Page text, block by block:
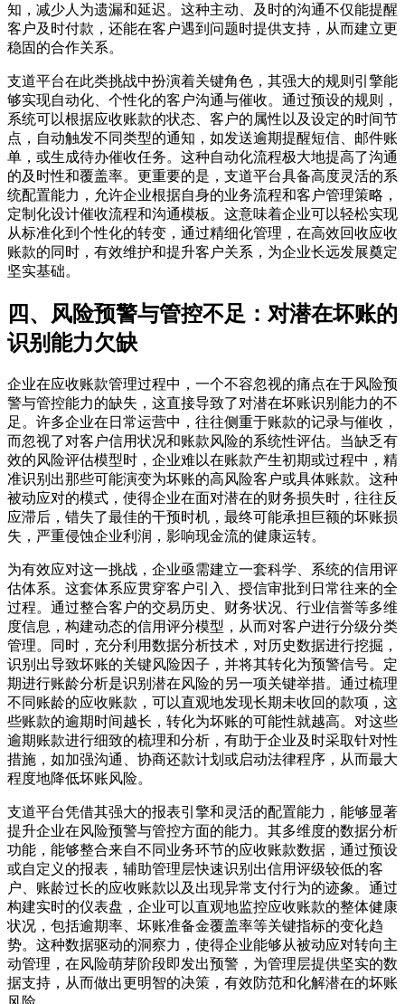
知，减少人为遗漏和延迟。这种主动、及时的沟通不仅能提醒
客户及时付款，还能在客户遇到问题时提供支持，从而建立更
稳固的合作关系。
支道平台在此类挑战中扮演着关键角色，其强大的规则引擎能
够实现自动化、个性化的客户沟通与催收。通过预设的规则，
系统可以根据应收账款的状态、客户的属性以及设定的时间节
点，自动触发不同类型的通知，如发送逾期提醒短信、邮件账
单，或生成待办催收任务。这种自动化流程极大地提高了沟通
的及时性和覆盖率。更重要的是，支道平台具备高度灵活的系
统配置能力，允许企业根据自身的业务流程和客户管理策略，
定制化设计催收流程和沟通模板。这意味着企业可以轻松实现
从标准化到个性化的转变，通过精细化管理，在高效回收应收
账款的同时，有效维护和提升客户关系，为企业长远发展奠定
坚实基础。
四、风险预警与管控不足：对潜在坏账的
识别能力欠缺
企业在应收账款管理过程中，一个不容忽视的痛点在于风险预
警与管控能力的缺失，这直接导致了对潜在坏账识别能力的不
足。许多企业在日常运营中，往往侧重于账款的记录与催收，
而忽视了对客户信用状况和账款风险的系统性评估。当缺乏有
效的风险评估模型时，企业难以在账款产生初期或过程中，精
准识别出那些可能演变为坏账的高风险客户或具体账款。这种
被动应对的模式，使得企业在面对潜在的财务损失时，往往反
应滞后，错失了最佳的干预时机，最终可能承担巨额的坏账损
失，严重侵蚀企业利润，影响现金流的健康运转。
为有效应对这一挑战，企业亟需建立一套科学、系统的信用评
估体系。这套体系应贯穿客户引入、授信审批到日常往来的全
过程。通过整合客户的交易历史、财务状况、行业信誉等多维
度信息，构建动态的信用评分模型，从而对客户进行分级分类
管理。同时，充分利用数据分析技术，对历史数据进行挖掘，
识别出导致坏账的关键风险因子，并将其转化为预警信号。定
期进行账龄分析是识别潜在风险的另一项关键举措。通过梳理
不同账龄的应收账款，可以直观地发现长期未收回的款项，这
些账款的逾期时间越长，转化为坏账的可能性就越高。对这些
逾期账款进行细致的梳理和分析，有助于企业及时采取针对性
措施，如加强沟通、协商还款计划或启动法律程序，从而最大
程度地降低坏账风险。
支道平台凭借其强大的报表引擎和灵活的配置能力，能够显著
提升企业在风险预警与管控方面的能力。其多维度的数据分析
功能，能够整合来自不同业务环节的应收账款数据，通过预设
或自定义的报表，辅助管理层快速识别出信用评级较低的客
户、账龄过长的应收账款以及出现异常支付行为的迹象。通过
构建实时的仪表盘，企业可以直观地监控应收账款的整体健康
状况，包括逾期率、坏账准备金覆盖率等关键指标的变化趋
势。这种数据驱动的洞察力，使得企业能够从被动应对转向主
动管理，在风险萌芽阶段即发出预警，为管理层提供坚实的数
据支持，从而做出更明智的决策，有效防范和化解潜在的坏账